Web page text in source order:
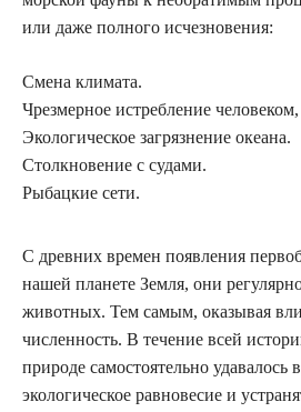
или даже полного исчезновения:
Смена климата.
Чрезмерное истребление
Экологическое загрязнение океана.
Столкновение с судами.
Рыбацкие сети.
С древних времен появления
нашей планете Земля, они
животных. Тем самым, оказывая
численность. В течение всей
природе самостоятельно удавалось
экологическое равновесие и